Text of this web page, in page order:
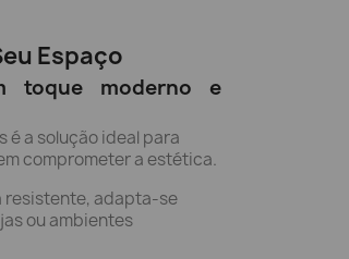
Espaço
toque moderno e
é a solução ideal para
comprometer a estética.
resistente, adapta-se
ou ambientes